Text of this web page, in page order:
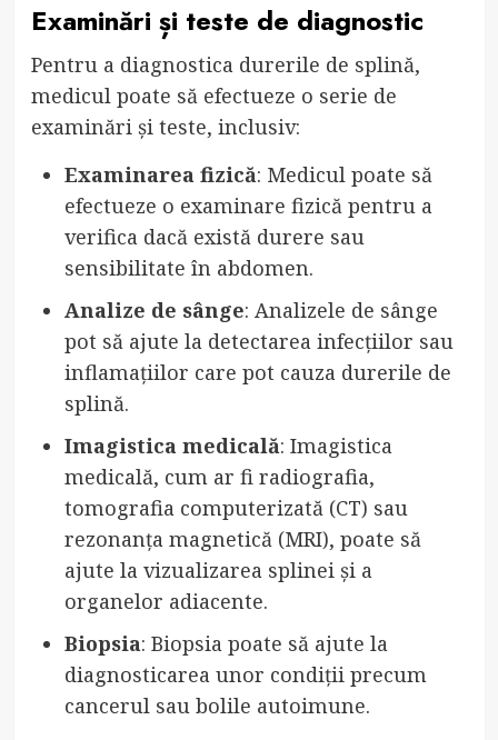
Examinări și teste de diagnostic
Pentru a diagnostica durerile de splină,
medicul poate să efectueze o serie de
examinări și teste, inclusiv:
Examinarea fizică: Medicul poate să
efectueze o examinare fizică pentru a
verifica dacă există durere sau
sensibilitate în abdomen.
Analize de sânge: Analizele de sânge
pot să ajute la detectarea infecțiilor sau
inflamațiilor care pot cauza durerile de
splină.
Imagistica medicală: Imagistica
medicală, cum ar fi radiografia,
tomografia computerizată (CT) sau
rezonanța magnetică (MRI), poate să
ajute la vizualizarea splinei și a
organelor adiacente.
Biopsia: Biopsia poate să ajute la
diagnosticarea unor condiții precum
cancerul sau bolile autoimune.